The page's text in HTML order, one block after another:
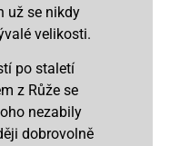
už se nikdy
velikosti.
po staletí
z Růže se
nezabily
dobrovolně